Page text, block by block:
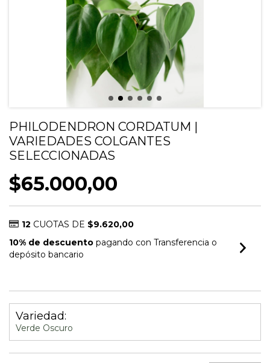
PHILODENDRON CORDATUM |
VARIEDADES COLGANTES
SELECCIONADAS
$65.000,00
12 CUOTAS DE $9.620,00
10% de descuento pagando con Transferencia o
depósito bancario
Variedad:
Verde Oscuro